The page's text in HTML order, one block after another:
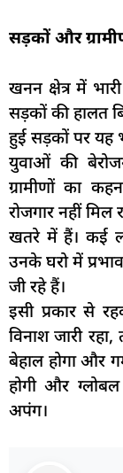
सड़कों और
खनन क्षेत्र में
सड़कों की हालत
हुई सड़कों पर यह
युवाओं की
ग्रामीणों का
रोजगार नहीं
खतरे में हैं। कई
उनके घरो में
जी रहे हैं।
इसी प्रकार से
विनाश जारी
बेहाल होगा और
होगी और
अपंग।